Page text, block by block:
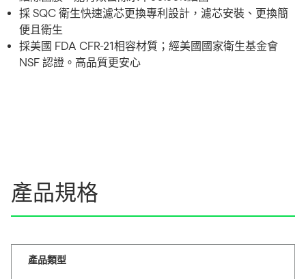
採 SQC 衛生快速濾芯更換專利設計，濾芯安裝、更換簡
便且衛生
採美國 FDA CFR-21相容材質；經美國國家衛生基金會
NSF 認證。高品質更安心
產品規格
產品類型